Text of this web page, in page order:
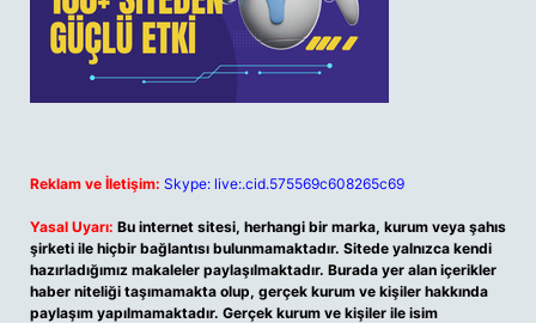
Reklam ve İletişim: Skype: live:.cid.575569c608265c69
Yasal Uyarı: Bu internet sitesi, herhangi bir marka, kurum veya şahıs
şirketi ile hiçbir bağlantısı bulunmamaktadır. Sitede yalnızca kendi
hazırladığımız makaleler paylaşılmaktadır. Burada yer alan içerikler
haber niteliği taşımamakta olup, gerçek kurum ve kişiler hakkında
paylaşım yapılmamaktadır. Gerçek kurum ve kişiler ile isim